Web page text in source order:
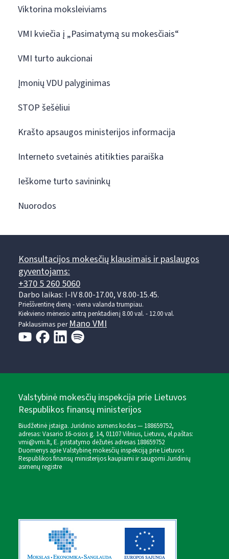
Viktorina moksleiviams
VMI kviečia į „Pasimatymą su mokesčiais“
VMI turto aukcionai
Įmonių VDU palyginimas
STOP šešėliui
Krašto apsaugos ministerijos informacija
Interneto svetainės atitikties paraiška
Ieškome turto savininkų
Nuorodos
Konsultacijos mokesčių klausimais ir paslaugos
gyventojams:
+370 5 260 5060
Darbo laikas: I-IV 8.00-17.00, V 8.00-15.45.
Prieššventinę dieną - viena valanda trumpiau.
Kiekvieno mėnesio antrą penktadienį 8.00 val. - 12.00 val.
Paklausimas perMano VMI
Valstybinė mokesčių inspekcija prie Lietuvos
Respublikos finansų ministerijos
Biudžetinė įstaiga. Juridinio asmens kodas — 188659752,
adresas: Vasario 16-osios g. 14, 01107 Vilnius, Lietuva, el.paštas:
vmi@vmi.lt, E. pristatymo dėžutės adresas 188659752
Duomenys apie Valstybinę mokesčių inspekciją prie Lietuvos
Respublikos finansų ministerijos kaupiami ir saugomi Juridinių
asmenų registre